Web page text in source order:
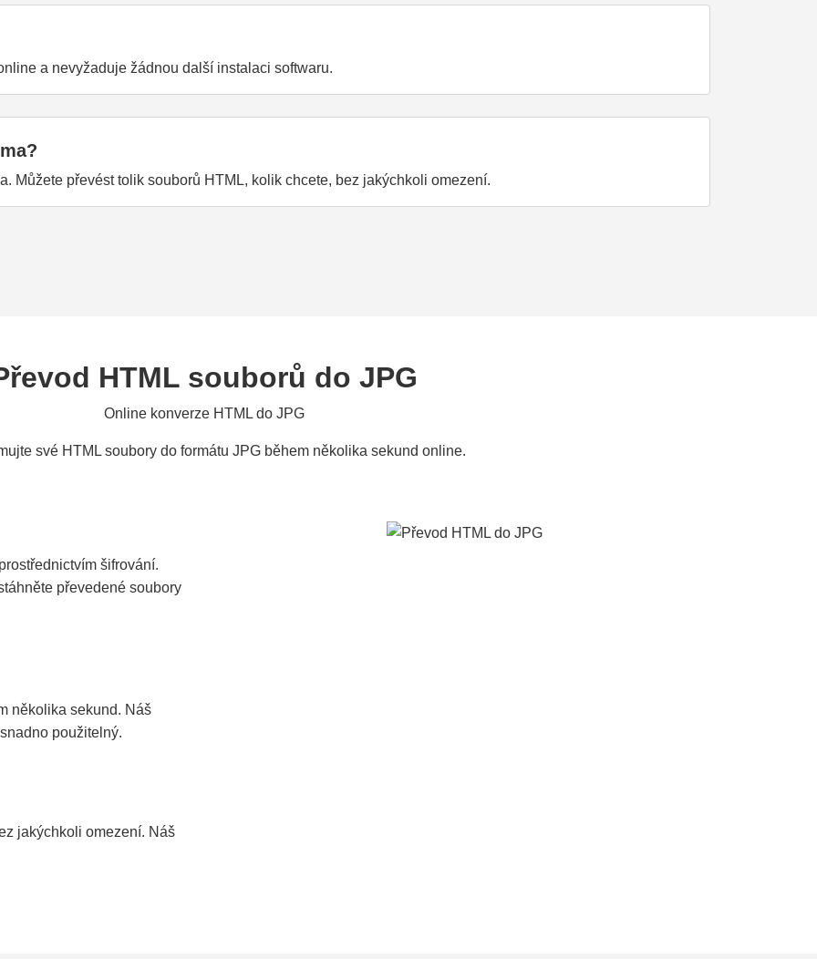
a nevyžaduje žádnou další instalaci softwaru.
Můžete převést tolik souborů HTML, kolik chcete, bez jakýchkoli omezení.
HTML souborů do JPG
Online konverze HTML do JPG
své HTML soubory do formátu JPG během několika sekund online.
šifrování.
převedené soubory
několika sekund. Náš
použitelný.
jakýchkoli omezení. Náš